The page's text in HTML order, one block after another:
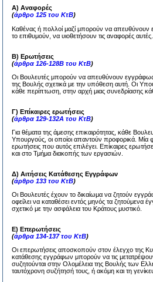
Α) Αναφορές
(άρθρο 125 του ΚτΒ)
Καθένας ή πολλοί μαζί μπορούν να
το επιθυμούν, να υιοθετήσουν τις αναφορές
Β) Ερωτήσεις
(άρθρα 126-128Β του ΚτΒ)
Οι Βουλευτές μπορούν να απευθύνουν
της Βουλής σχετικά με την υπόθεση αυτή. Οι
κάθε περίπτωση, στην αρχή μιας συνεδρίασης
Γ) Επίκαιρες ερωτήσεις
(άρθρα 129-132Α του ΚτΒ)
Για θέματα της άμεσης επικαιρότητας, κάθε
Υπουργούς, οι οποίοι απαντούν προφορικά. Μία
ερωτήσεις που αυτός επιλέγει. Επίκαιρες
και στο Τμήμα διακοπής των εργασιών.
Δ) Αιτήσεις Κατάθεσης Εγγράφων
(άρθρο 133 του ΚτΒ)
Οι Βουλευτές έχουν το δικαίωμα να ζητούν
οφείλει να καταθέσει εντός μηνός τα
σχετικό με την ασφάλεια του Κράτους μυστικό.
Ε) Επερωτήσεις
(άρθρα 134-137 του ΚτΒ)
Οι επερωτήσεις αποσκοπούν στον έλεγχο της
κατάθεσης εγγράφων μπορούν να τις
συζητούνται στην Ολομέλεια της Βουλής των
ταυτόχρονη συζήτησή τους, ή ακόμη και τη